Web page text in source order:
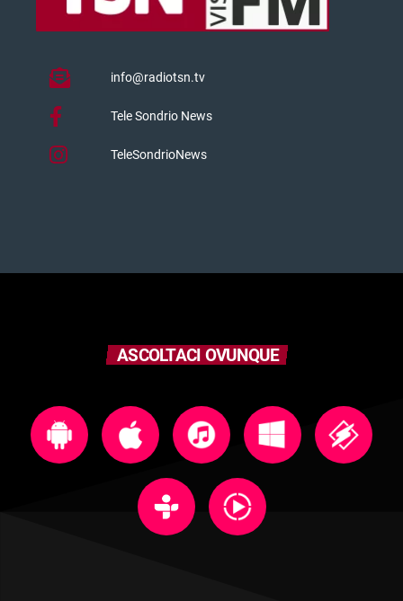
info@radiotsn.tv
Tele Sondrio News
TeleSondrioNews
ASCOLTACI OVUNQUE